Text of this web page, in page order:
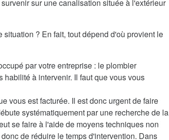
sur une canalisation située à l'extérieur
? En fait, tout dépend d'où provient le
par votre entreprise : le plombier
à intervenir. Il faut que vous vous
vous est facturée. Il est donc urgent de faire
systématiquement par une recherche de la
se faire à l'aide de moyens techniques non
de réduire le temps d'intervention. Dans